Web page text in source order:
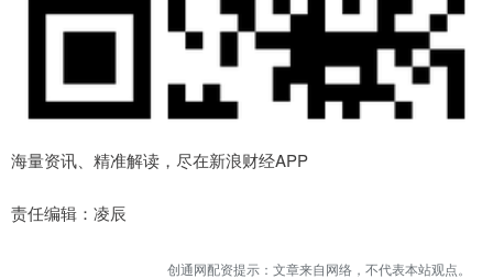
海量资讯、精准解读，尽在新浪财经APP
责任编辑：凌辰
创通网配资提示：文章来自网络，不代表本站观点。